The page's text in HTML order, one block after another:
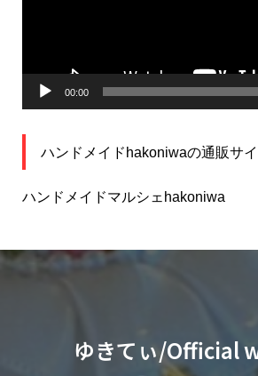
00:00
ハンドメイドhakoniwaの通販サ
ハンドメイドマルシェhakoniwa
ゆきてぃ/Official